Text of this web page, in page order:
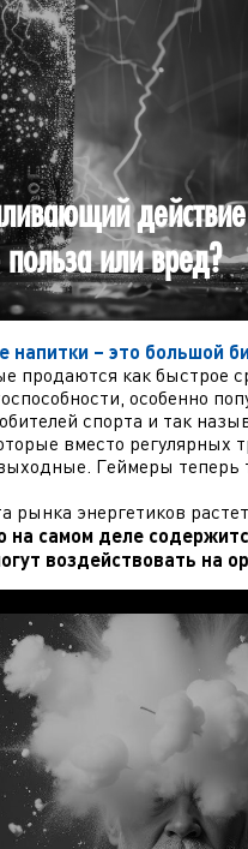
или вред?
напитки – это большой
продаются как быстрое
особенно
спорта и так
вместо регулярных
Геймеры теперь
рынка энергетиков
на самом деле
воздействовать на